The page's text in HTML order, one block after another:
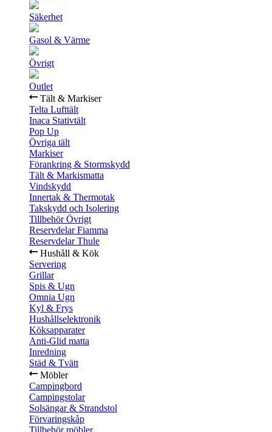
Säkerhet
Gasol & Värme
Övrigt
Outlet
Tält & Markiser
Telta Lufttält
Inaca Stativtält
Pop Up
Övriga tält
Markiser
Förankring & Stormskydd
Tält & Markismatta
Vindskydd
Innertak & Thermotak
Takskydd och Isolering
Tillbehör Övrigt
Reservdelar Fiamma
Reservdelar Thule
Hushåll & Kök
Servering
Grillar
Spis & Ugn
Omnia Ugn
Kyl & Frys
Hushållselektronik
Köksapparater
Anti-Glid matta
Inredning
Städ & Tvätt
Möbler
Campingbord
Campingstolar
Solsängar & Strandstol
Förvaringskåp
Tillbehör möbler